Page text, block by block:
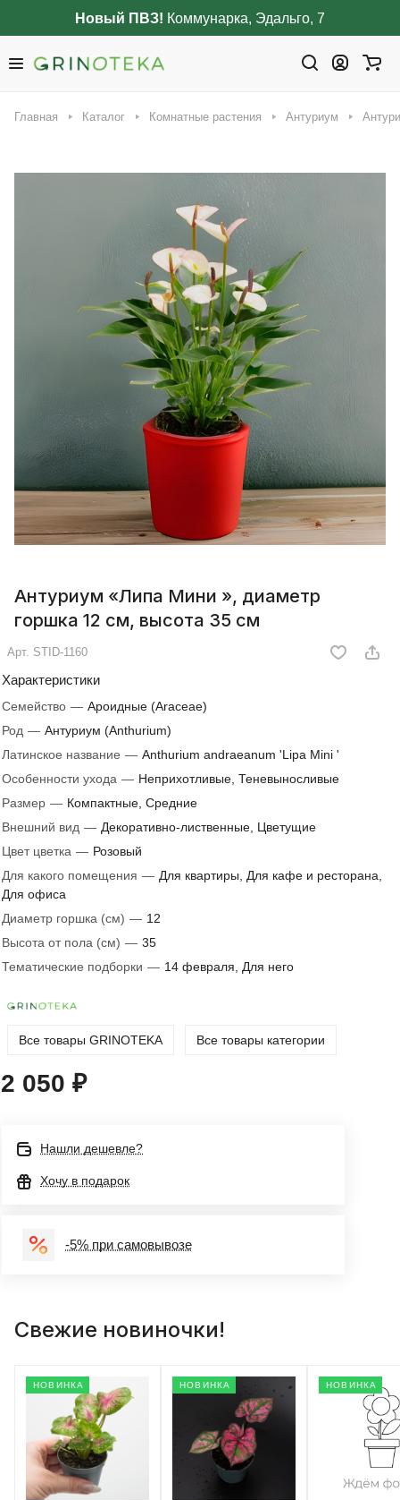
Новый ПВЗ! Коммунарка, Эдальго, 7
Главная Каталог Комнатные растения Антуриум
Антуриум «Липа Мини », диаметр
горшка 12 см, высота 35 см
Арт. STID-1160
Характеристики
Семейство — Ароидные (Araceae)
Род — Антуриум (Anthurium)
Латинское название — Anthurium andraeanum 'Lipa Mini '
Особенности ухода — Неприхотливые, Теневыносливые
Размер — Компактные, Средние
Внешний вид — Декоративно-лиственные, Цветущие
Цвет цветка — Розовый
Для какого помещения — Для квартиры, Для кафе и ресторана,
Для офиса
Диаметр горшка (см) — 12
Высота от пола (см) — 35
Тематические подборки — 14 февраля, Для него
Все товары GRINOTEKA Все товары категории
2 050 ₽
Нашли дешевле?
Хочу в подарок
-5% при самовывозе
Свежие новиночки!
НОВИНКА НОВИНКА НОВИНКА